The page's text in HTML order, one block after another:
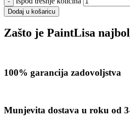
Dodaj u košaricu
Zašto je PaintLisa
100% garancija zadovoljstva
Munjevita dostava u roku od